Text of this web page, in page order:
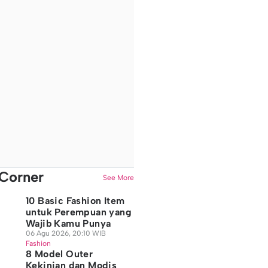
See More
10 Basic Fashion Item
untuk Perempuan yang
Wajib Kamu Punya
06 Agu 2026, 20:10 WIB
Fashion
8 Model Outer
Kekinian dan Modis